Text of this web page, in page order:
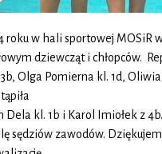
roku w hali sportowej MOSiR
dziewcząt i chłopców.
Olga Pomierna kl. 1d,
Dela kl. 1b i Karol Imiołek z
sędziów zawodów.